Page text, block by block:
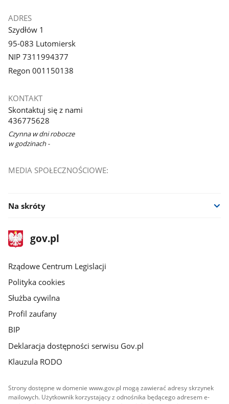
ADRES
Szydłów 1
95-083 Lutomiersk
NIP 7311994377
Regon 001150138
KONTAKT
Skontaktuj się z nami
436775628
Czynna w dni robocze
w godzinach -
MEDIA SPOŁECZNOŚCIOWE:
Na skróty
stopka
gov.plStrona
gov.pl
Rządowe Centrum Legislacji
Polityka cookies
Służba cywilna
Profil zaufany
BIP
Deklaracja dostępności serwisu Gov.pl
Klauzula RODO
Strony dostępne w domenie www.gov.pl mogą zawierać adresy skrzynek
mailowych. Użytkownik korzystający z odnośnika będącego adresem e-